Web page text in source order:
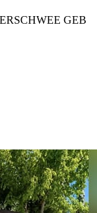
GEB